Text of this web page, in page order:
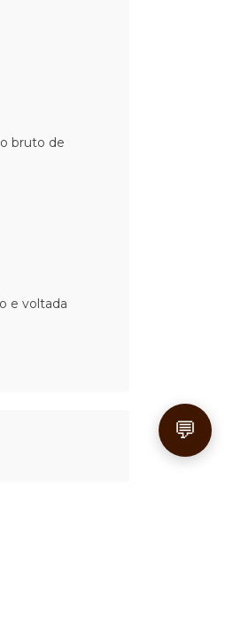
bruto de
e voltada
💬